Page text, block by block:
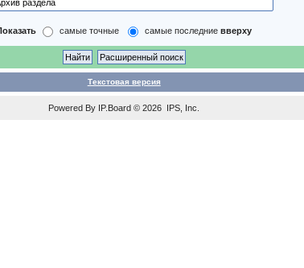
самые точные самые последние вверху
Текстовая версия
Powered By IP.Board © 2026 IPS, Inc